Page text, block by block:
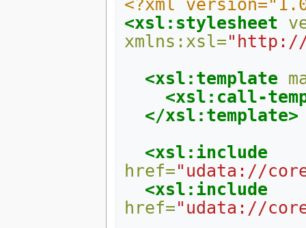
<?xml
<xsl:stylesheet
xmlns:xsl="http://
<xsl:template
<xsl:call-
</xsl:template>
<xsl:include
href="udata://
<xsl:include
href="udata://